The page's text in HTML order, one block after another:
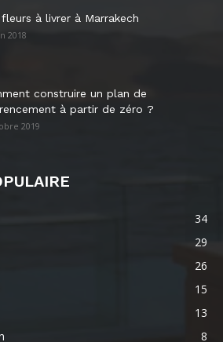
fleurs à livrer à Marrakech
2018
construire un plan de
à partir de zéro ?
2019
34
29
26
15
13
8